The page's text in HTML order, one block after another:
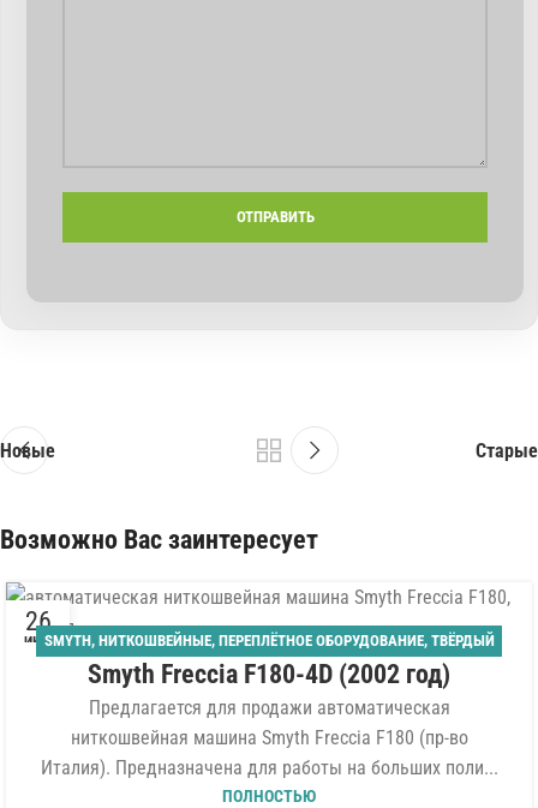
Новые Старые
Возможно Вас заинтересует
26
ИЮНSMYTH, НИТКОШВЕЙНЫЕ, ПЕРЕПЛЁТНОЕ ОБОРУДОВАНИЕ, ТВЁРДЫЙ
ПЕРЕПЛЁТ
Smyth Freccia F180-4D (2002 год)
Предлагается для продажи автоматическая
ниткошвейная машина Smyth Freccia F180 (пр-во
Италия). Предназначена для работы на больших поли...
ПОЛНОСТЬЮ